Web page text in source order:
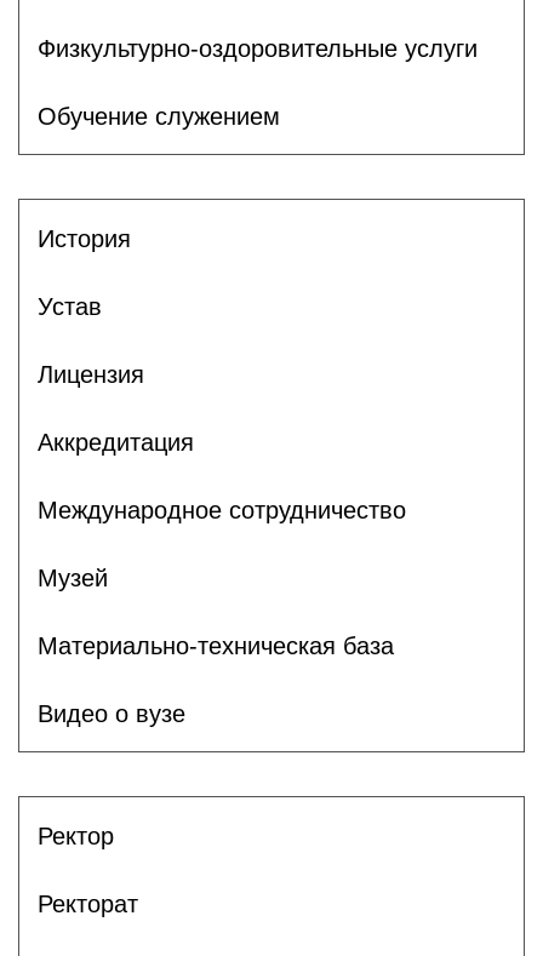
Физкультурно-оздоровительные услуги
Обучение служением
История
Устав
Лицензия
Аккредитация
Международное сотрудничество
Музей
Материально-техническая база
Видео о вузе
Ректор
Ректорат